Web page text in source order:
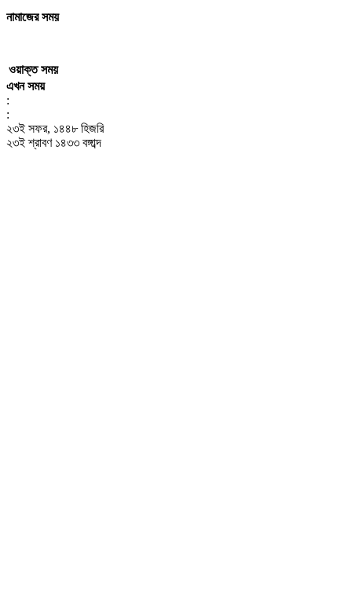
নামাজের সময়
ওয়াক্ত সময়
এখন সময়
:
:
২৩ই সফর, ১৪৪৮ হিজরি
২৩ই শ্রাবণ ১৪৩৩ বঙ্গাব্দ